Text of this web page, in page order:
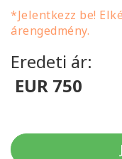
*Jelentkezz be!
árengedmény.
Eredeti ár:
EUR 750